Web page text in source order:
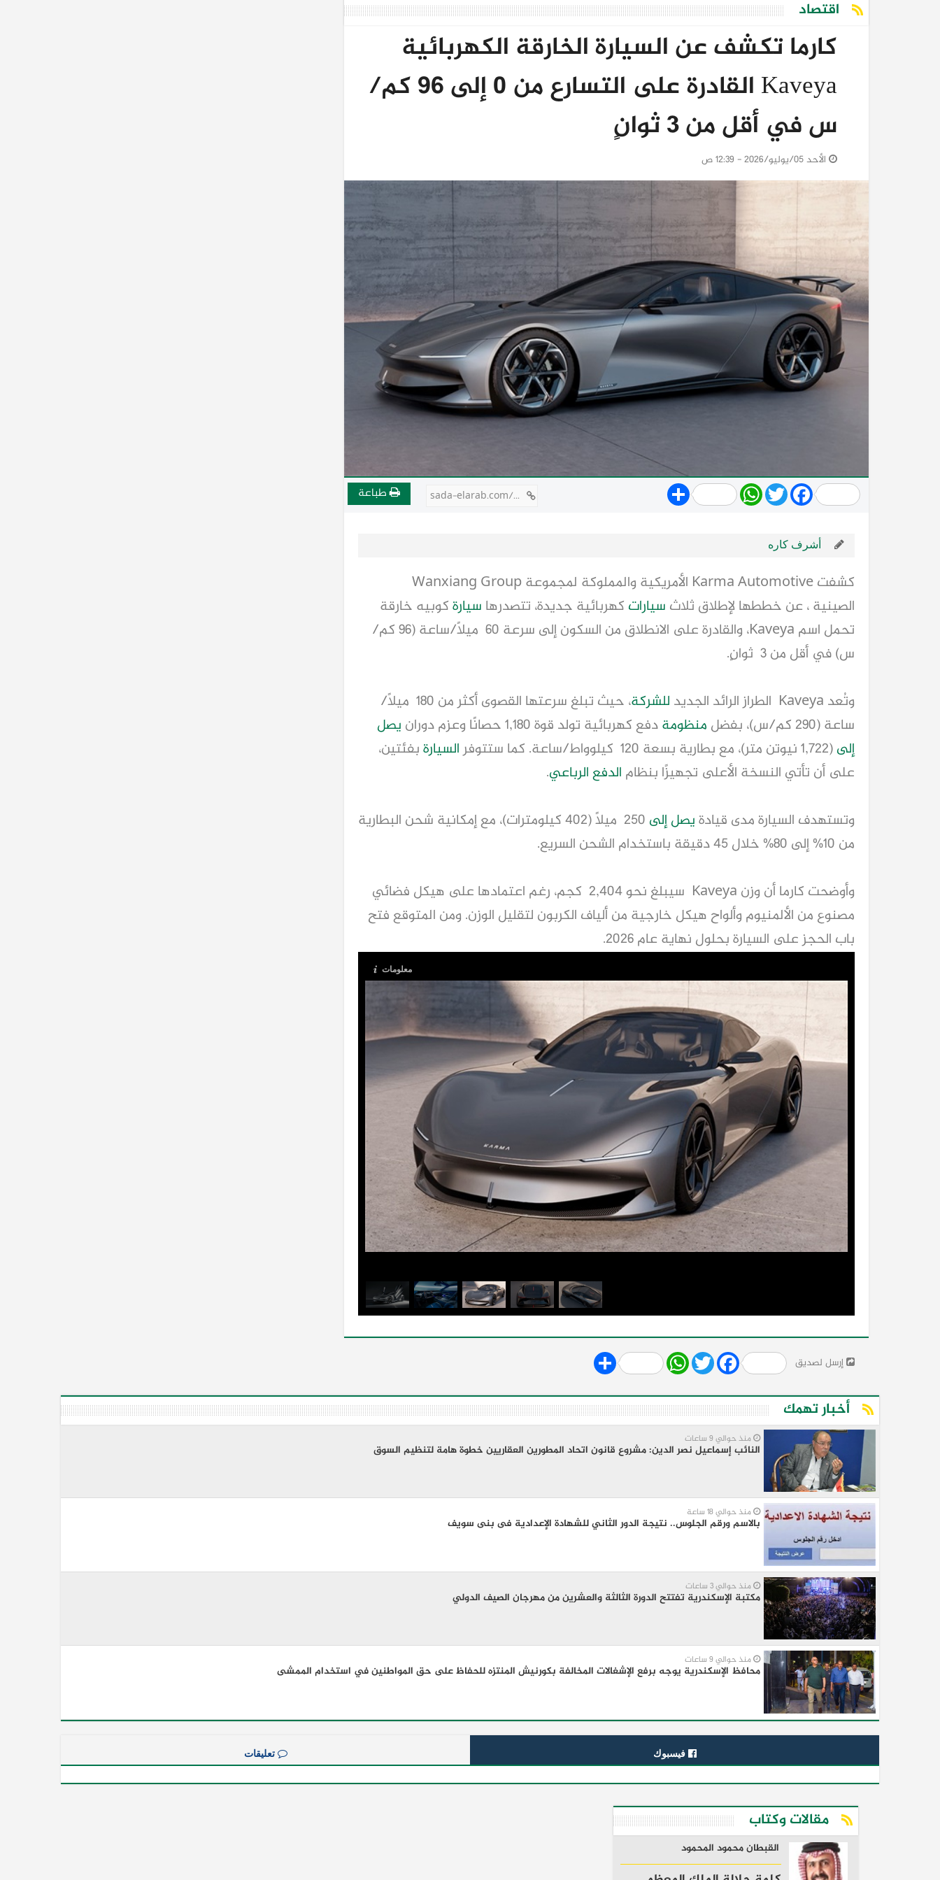
اقتصاد
كارما تكشف عن السيارة الخارقة الكهربائية
Kaveya القادرة على التسارع من 0 إلى 96 كم/
س في أقل من 3 ثوانٍ
الأحد 05/يوليو/2026 - 12:39 ص
Share WhatsApp
TwitterFacebook طباعة sada-elarab.com/811882
أشرف كاره
الصينية ، عن خططها لإطلاق ثلاث سيارات كهربائية جديدة، تتصدرها سيارةكوبيه خارقة
تحمل اسم Kaveya، والقادرة على الانطلاق من السكون إلى سرعة 60 ميلاً/ساعة (96 كم/
س) في أقل من 3 ثوانٍ.
وتُعد Kaveya الطراز الرائد الجديد للشركة
، حيث تبلغ سرعتها القصوى أكثر من 180 ميلاً/
ساعة (290 كم/س)، بفضل
منظومةدفع كهربائية تولد قوة 1,180 حصانًا وعزم دوران
يصل
إلى(1,722 نيوتن متر)، مع بطارية بسعة 120 كيلوواط/ساعة. كما ستتوفر السيارةبفئتين،
على أن تأتي النسخة الأعلى تجهيزًا بنظام الدفع الرباعي.
وتستهدف السيارة مدى قيادةيصل إلى
250 ميلاً (402 كيلومترات)، مع إمكانية شحن البطارية
من 10% إلى 80% خلال 45 دقيقة باستخدام الشحن السريع.
وأوضحت كارما أن وزن Kaveya سيبلغ نحو 2,404 كجم، رغم اعتمادها على هيكل فضائي
مصنوع من الألمنيوم وألواح هيكل خارجية من ألياف الكربون لتقليل الوزن. ومن المتوقع فتح
باب الحجز على السيارة بحلول نهاية عام 2026.
معلومات
إرسل لصديق Share WhatsApp
Twitter Facebook
أخبار تهمك
منذ حوالي 9 ساعات
النائب إسماعيل نصر الدين: مشروع قانون اتحاد المطورين العقاريين خطوة هامة لتنظيم السوق
منذ حوالي 18 ساعة
بالاسم ورقم الجلوس.. نتيجة الدور الثاني للشهادة الإعدادية فى بنى سويف
منذ حوالي 3 ساعات
مكتبة الإسكندرية تفتتح الدورة الثالثة والعشرين من مهرجان الصيف الدولي
منذ حوالي 9 ساعات
محافظ الإسكندرية يوجه برفع الإشغالات المخالفة بكورنيش المنتزه للحفاظ على حق المواطنين في استخدام الممشى
فيسبوك تعليقات
مقالات وكتاب
القبطان محمود المحمود